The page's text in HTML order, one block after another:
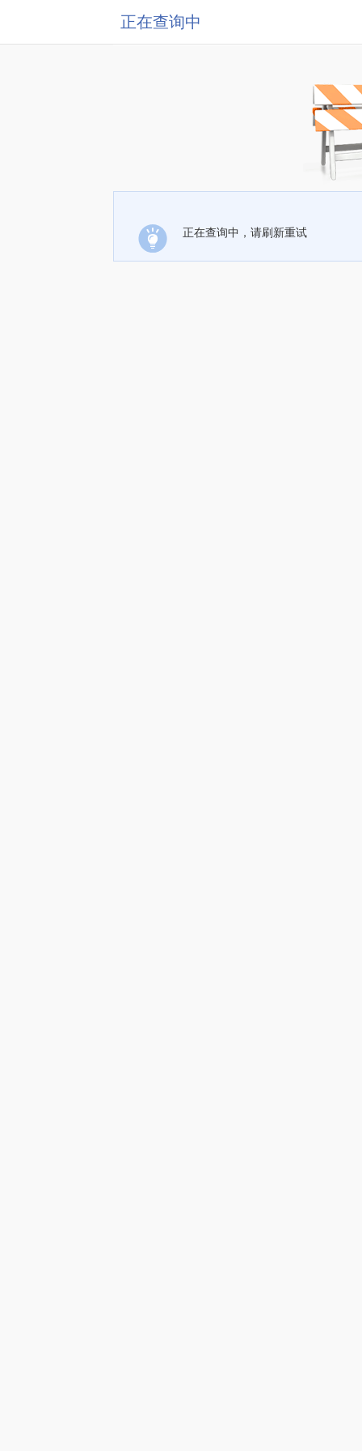
正在查询中
正在查询中，请刷新重试